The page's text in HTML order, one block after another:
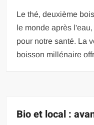
Le thé, deuxième
le monde après
pour notre santé. La
boisson millénaire
Bio et local :